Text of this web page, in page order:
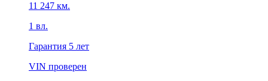
11 247 км.
1 вл.
Гарантия 5 лет
VIN проверен